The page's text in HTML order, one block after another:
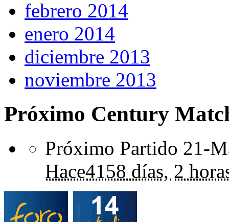
febrero 2014
enero 2014
diciembre 2013
noviembre 2013
Próximo Century
Próximo Partido 21-
Hace4158 días, 2